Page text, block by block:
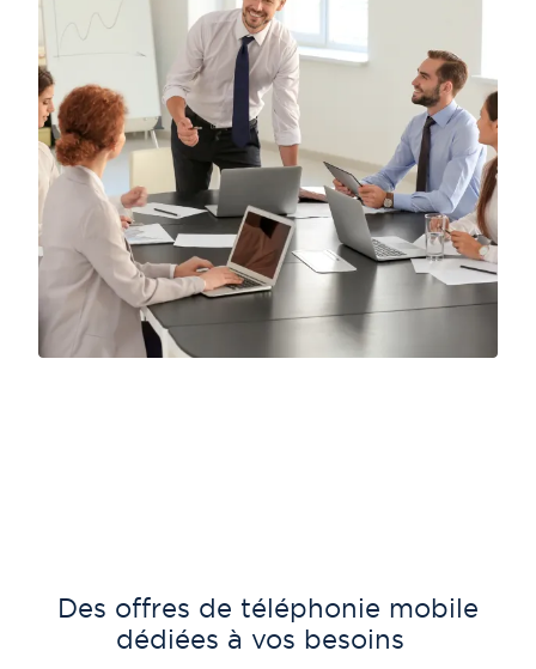
Des offres de téléphonie mobile
dédiées à vos besoins